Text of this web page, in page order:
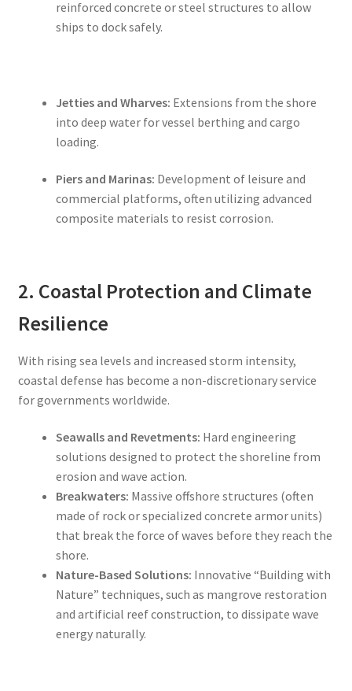
reinforced concrete or steel structures to allow
ships to dock safely.
Jetties and Wharves: Extensions from the shore
into deep water for vessel berthing and cargo
loading.
Piers and Marinas: Development of leisure and
commercial platforms, often utilizing advanced
composite materials to resist corrosion.
2. Coastal Protection and Climate
Resilience
With rising sea levels and increased storm intensity,
coastal defense has become a non-discretionary service
for governments worldwide.
Seawalls and Revetments: Hard engineering
solutions designed to protect the shoreline from
erosion and wave action.
Breakwaters: Massive offshore structures (often
made of rock or specialized concrete armor units)
that break the force of waves before they reach the
shore.
Nature-Based Solutions: Innovative “Building with
Nature” techniques, such as mangrove restoration
and artificial reef construction, to dissipate wave
energy naturally.